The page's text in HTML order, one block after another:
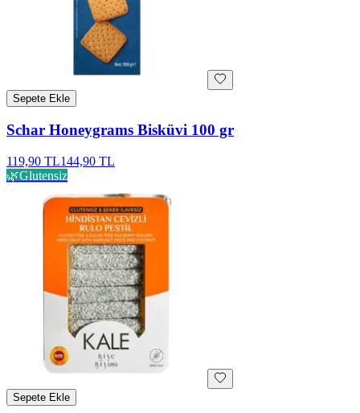
Sepete Ekle
Schar Honeygrams Bisküvi 100 gr
119,90 TL144,90 TL
🌿Glutensiz
Sepete Ekle